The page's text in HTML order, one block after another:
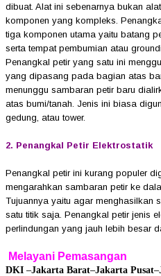
dibuat. Alat ini sebenarnya bukan
komponen yang kompleks.
tiga komponen utama yaitu batang
serta tempat pembumian atau
Penangkal petir yang satu ini
yang dipasang pada bagian atas
menunggu sambaran petir baru
atas bumi/tanah. Jenis ini biasa
gedung, atau tower.
2. Penangkal Petir Elektrostatik
Penangkal petir ini kurang populer
mengarahkan sambaran petir ke
Tujuannya yaitu agar menghasilkan
satu titik saja. Penangkal petir jenis
perlindungan yang jauh lebih besar
Melayani Pemasangan
DKI –Jakarta Barat–Jakarta Pusat–